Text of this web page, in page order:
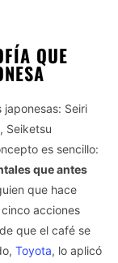
QUE
Seiri
Seiketsu
es sencillo:
que antes
que hace
acciones
que el café se
Toyota, lo aplicó